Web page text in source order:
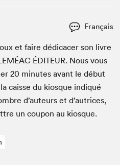
Français
et faire dédi­cac­er son livre
ÉDI­TEUR. Nous vous
20 min­utes avant le début
caisse du kiosque indiqué
d’auteurs et d’autrices,
un coupon au kiosque.